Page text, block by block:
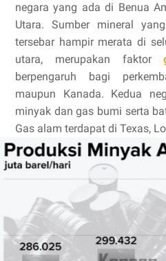
negara yang ada di Benua
Utara. Sumber mineral
tersebar hampir merata di
utara, merupakan faktor
berpengaruh bagi
maupun Kanada. Kedua
minyak dan gas bumi serta
Gas alam terdapat di Texas,